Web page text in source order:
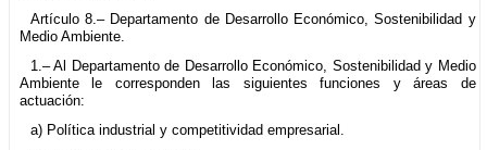
Artículo 8.– Departamento de Desarrollo Económico, Sostenibilidad y
Medio Ambiente.
1.– Al Departamento de Desarrollo Económico, Sostenibilidad y Medio
Ambiente le corresponden las siguientes funciones y áreas de
actuación:
a) Política industrial y competitividad empresarial.